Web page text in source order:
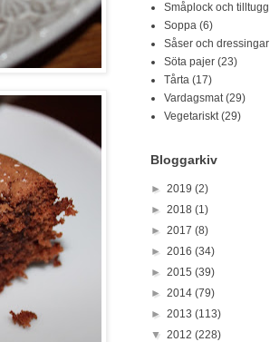
Småplock och tilltugg
Soppa (6)
Såser och dressingar
Söta pajer (23)
Tårta (17)
Vardagsmat (29)
Vegetariskt (29)
Bloggarkiv
► 2019 (2)
► 2018 (1)
► 2017 (8)
► 2016 (34)
► 2015 (39)
► 2014 (79)
► 2013 (113)
▼ 2012 (228)